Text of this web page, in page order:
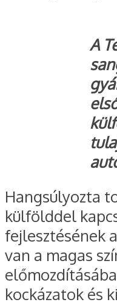
A
Hangsúlyozta
külfölddel
fejlesztésének
van a magas
kockázatok és